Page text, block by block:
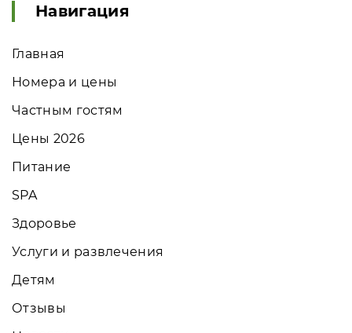
Навигация
Главная
Номера и цены
Частным гостям
Цены 2026
Питание
SPA
Здоровье
Услуги и развлечения
Детям
Отзывы